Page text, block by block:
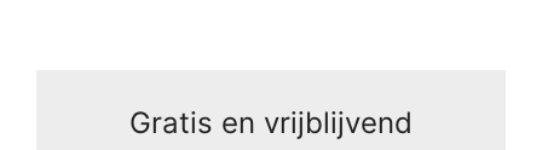
Gratis en vrijblijvend